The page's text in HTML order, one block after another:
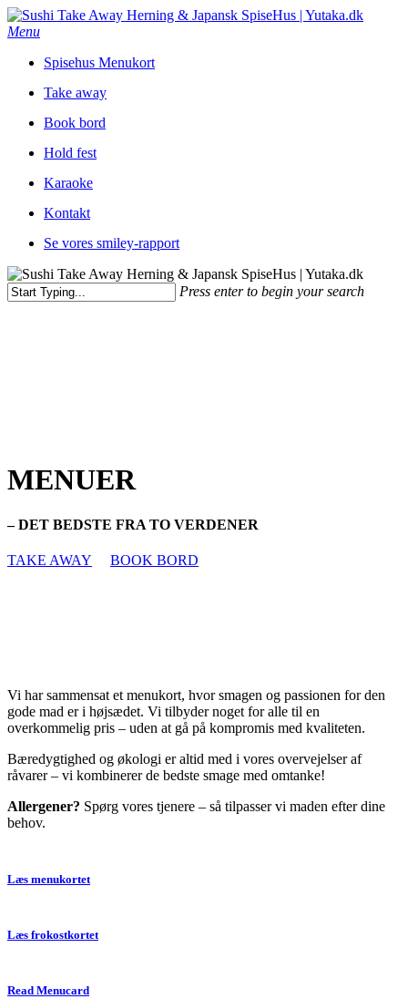
Skip
to
content
Menu
Spisehus Menukort
Take away
Book bord
Hold fest
Karaoke
Kontakt
Se vores smiley-rapport
Press enter to begin your search
MENUER
– DET BEDSTE FRA TO VERDENER
TAKE AWAY BOOK BORD
Vi har sammensat et menukort, hvor smagen og passionen for den
gode mad er i højsædet. Vi tilbyder noget for alle til en
overkommelig pris – uden at gå på kompromis med kvaliteten.
Bæredygtighed og økologi er altid med i vores overvejelser af
råvarer – vi kombinerer de bedste smage med omtanke!
Allergener? Spørg vores tjenere – så tilpasser vi maden efter dine
behov.
Læs menukortet
Læs frokostkortet
Read Menucard